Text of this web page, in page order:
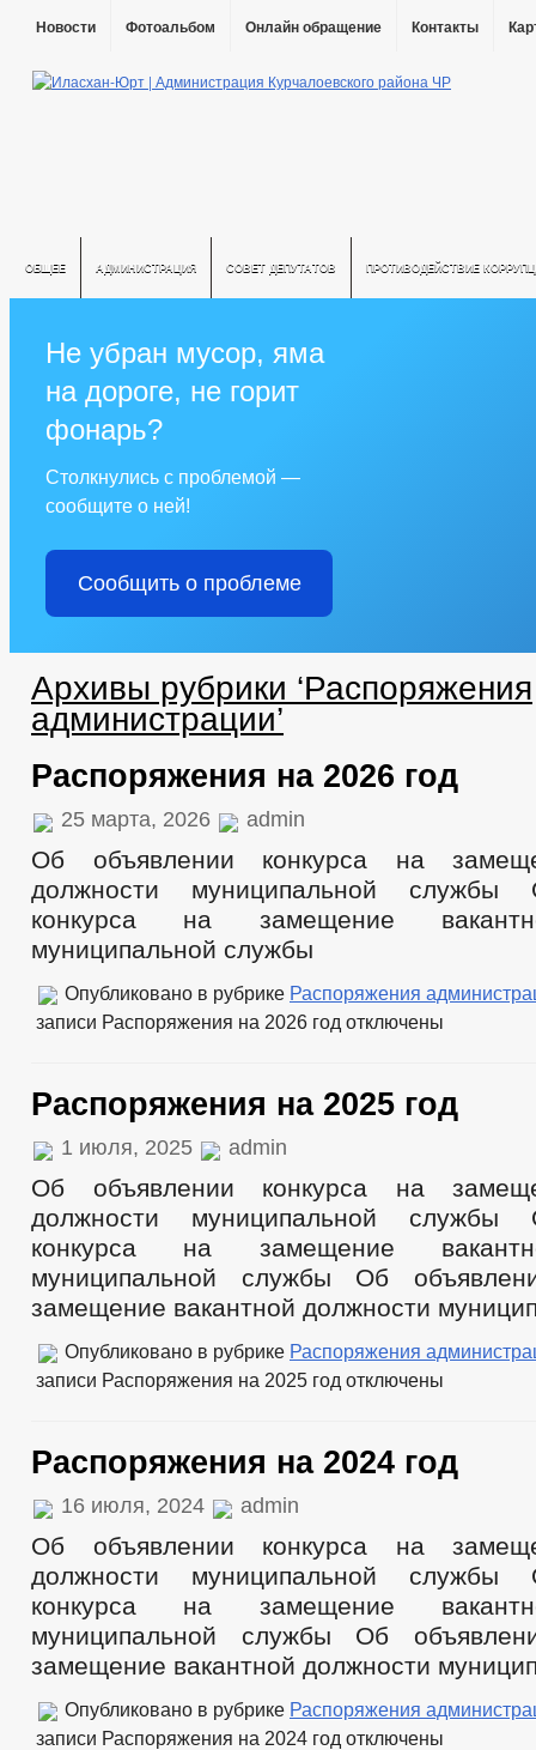
Новости Фотоальбом Онлайн обращение Контакты
ОБЩЕЕ АДМИНИСТРАЦИЯ СОВЕТ ДЕПУТАТОВ ПРОТИВОДЕЙСТВИЕ
Не убран мусор, яма
на дороге, не горит
фонарь?
Столкнулись с проблемой —
сообщите о ней!
Сообщить о проблеме
Архивы рубрики ‘Распоряжения
администрации’
Распоряжения на 2026 год
25 марта, 2026 admin
Об объявлении конкурса на
должности муниципальной службы
конкурса на замещение
муниципальной службы
Опубликовано в рубрике Распоряжения
записи Распоряжения на 2026 год отключены
Распоряжения на 2025 год
1 июля, 2025 admin
Об объявлении конкурса на
должности муниципальной службы
конкурса на замещение
муниципальной службы Об
замещение вакантной должности
Опубликовано в рубрике Распоряжения
записи Распоряжения на 2025 год отключены
Распоряжения на 2024 год
16 июля, 2024 admin
Об объявлении конкурса на
должности муниципальной службы
конкурса на замещение
муниципальной службы Об
замещение вакантной должности
Опубликовано в рубрике Распоряжения
записи Распоряжения на 2024 год отключены